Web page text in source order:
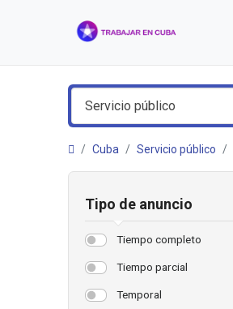
Servicio público
Cuba Servicio público
Tipo de anuncio
Tiempo completo
Tiempo parcial
Temporal